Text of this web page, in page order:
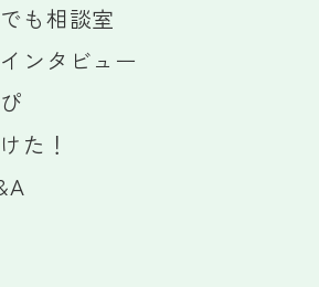
も相談室
ンタビュー
た！